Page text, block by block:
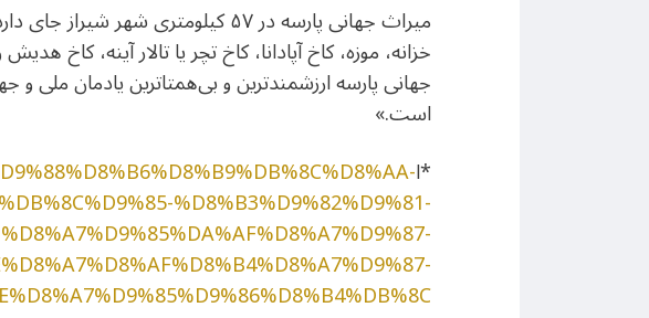
میراث جهانی پارسه در ۵۷
خزانه، موزه، کاخ آپادانا، کاخ تچر یا تالار آینه،
جهانی پارسه ارزشمندترین و بی‌همتاترین یادمان ملی
است.»
*ا
%D8%B3%D9%82%D9%81-